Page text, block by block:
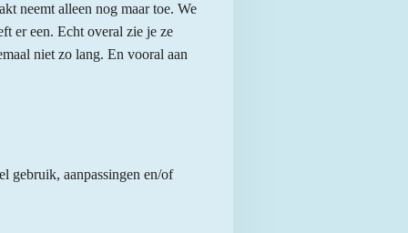
neemt alleen nog maar toe. We
er een. Echt overal zie je ze
niet zo lang. En vooral aan
gebruik, aanpassingen en/of